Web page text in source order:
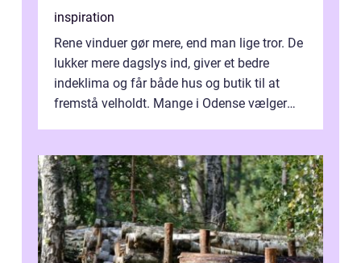
inspiration
Rene vinduer gør mere, end man lige tror. De
lukker mere dagslys ind, giver et bedre
indeklima og får både hus og butik til at
fremstå velholdt. Mange i Odense vælger